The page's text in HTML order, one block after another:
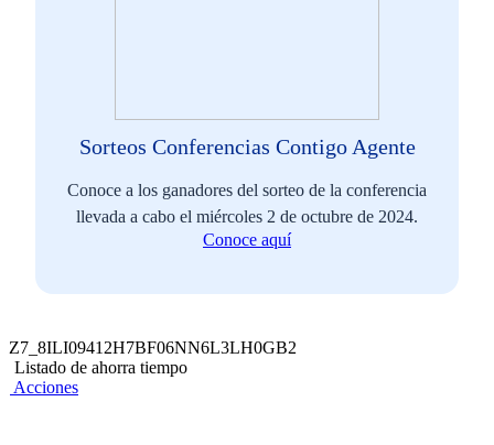
Sorteos Conferencias Contigo Agente
Conoce a los ganadores del sorteo de la conferencia
llevada a cabo el miércoles 2 de octubre de 2024.
Conoce aquí
Z7_8ILI09412H7BF06NN6L3LH0GB2
Listado de ahorra tiempo
Acciones